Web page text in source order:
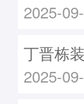
2025-
丁晋栋
2025-